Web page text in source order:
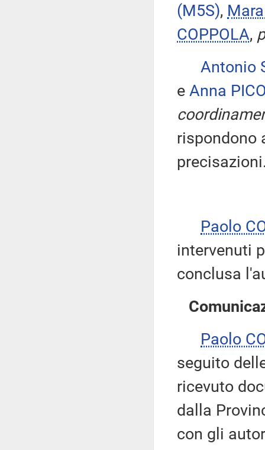
(M5S),
COPPOLA,
Antonio
e Anna
rispondono
Paolo
intervenuti
conclusa
Paolo
seguito
ricevuto
dalla
con gli